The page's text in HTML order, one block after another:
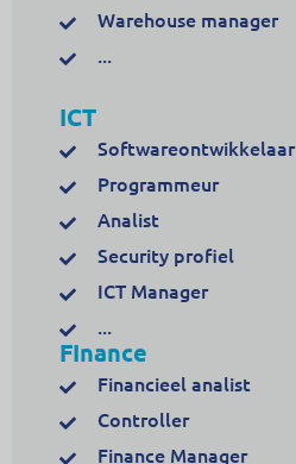
Warehouse manager
...
ICT
Softwareontwikkelaar
Programmeur
Analist
Security profiel
ICT Manager
...
FInance
Financieel analist
Controller
Finance Manager